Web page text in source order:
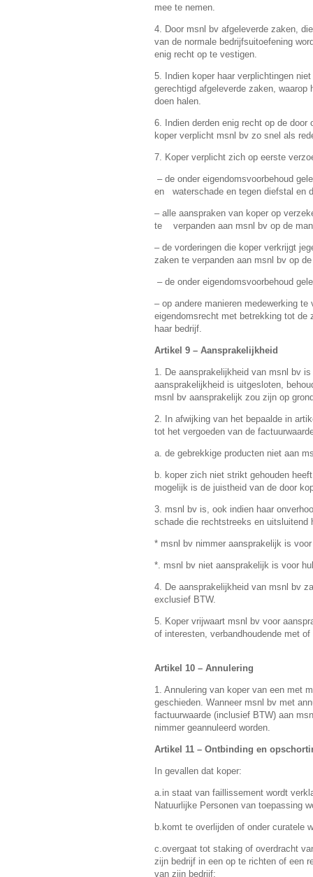
mee te nemen.
4. Door msnl bv afgeleverde zaken,
van de normale bedrijfsuitoefening
enig recht op te vestigen.
5. Indien koper haar verplichtingen
gerechtigd afgeleverde zaken,
doen halen.
6. Indien derden enig recht op de door
koper verplicht msnl bv zo snel als
7. Koper verplicht zich op eerste
– de onder eigendomsvoorbehoud
en waterschade en tegen diefstal en
– alle aanspraken van koper op
te verpanden aan msnl bv op de
– de vorderingen die koper verkrijgt
zaken te verpanden aan msnl bv op
– de onder eigendomsvoorbehoud
– op andere manieren medewerking
eigendomsrecht met betrekking tot de
haar bedrijf.
Artikel 9 – Aansprakelijkheid
1. De aansprakelijkheid van msnl bv
aansprakelijkheid is uitgesloten,
msnl bv aansprakelijk zou zijn op
2. In afwijking van het bepaalde in
tot het vergoeden van de
a. de gebrekkige producten niet aan
b. koper zich niet strikt gehouden
mogelijk is de juistheid van de door
3. msnl bv is, ook indien haar
schade die rechtstreeks en
* msnl bv nimmer aansprakelijk is
*. msnl bv niet aansprakelijk is voor
4. De aansprakelijkheid van msnl bv
exclusief BTW.
5. Koper vrijwaart msnl bv voor
of interesten, verbandhoudende met
Artikel 10 – Annulering
1. Annulering van koper van een met
geschieden. Wanneer msnl bv met
factuurwaarde (inclusief BTW) aan
nimmer geannuleerd worden.
Artikel 11 – Ontbinding en
In gevallen dat koper:
a.in staat van faillissement wordt
Natuurlijke Personen van toepassing
b.komt te overlijden of onder curatele
c.overgaat tot staking of overdracht
zijn bedrijf in een op te richten of een
van zijn bedrijf;